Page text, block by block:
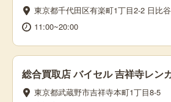
東京都千代田区有楽町1丁目2-2 日比
11:00~20:00
総合買取店 バイセル 吉祥寺レン
東京都武蔵野市吉祥寺本町1丁目8-5